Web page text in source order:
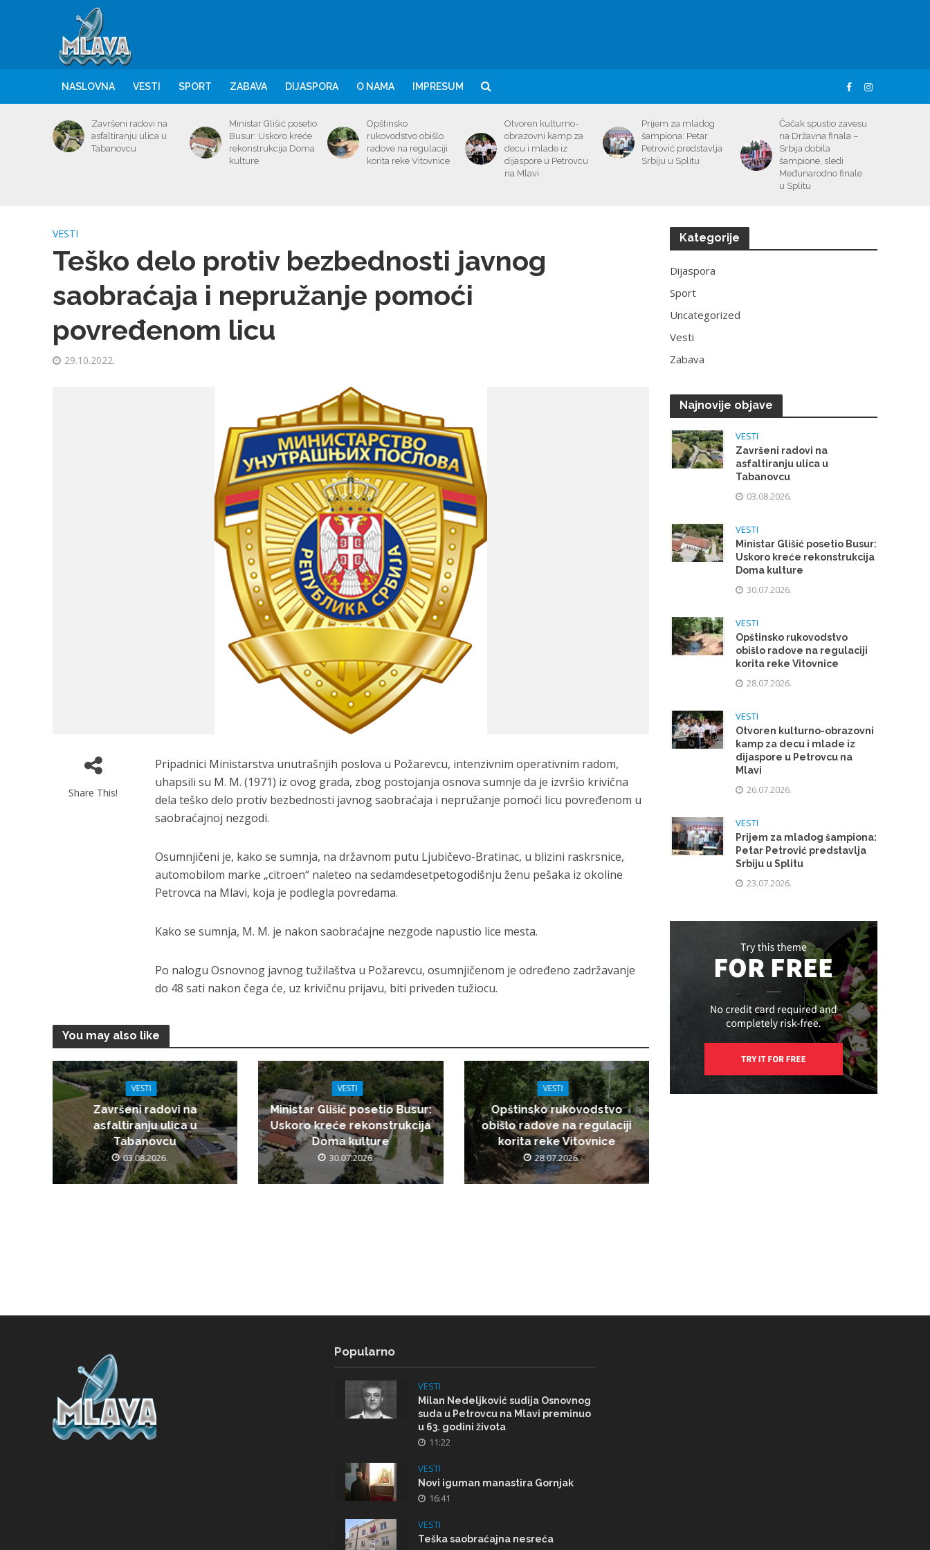
NASLOVNA VESTI SPORT ZABAVA DIJASPORA O NAMA IMPRESUM
Završeni radovi na
asfaltiranju ulica u
Tabanovcu
Ministar Glišić posetio
Busur: Uskoro kreće
rekonstrukcija Doma
kulture
Opštinsko
rukovodstvo obišlo
radove na regulaciji
korita reke Vitovnice
Otvoren kulturno-
obrazovni kamp za
decu i mlade iz
dijaspore u Petrovcu
na Mlavi
Prijem za mladog
šampiona: Petar
Petrović predstavlja
Srbiju u Splitu
Čačak spustio zavesu
na Državna finala –
Srbija dobila
šampione, sledi
Međunarodno finale
u Splitu
VESTI
Teško delo protiv bezbednosti javnog
saobraćaja i nepružanje pomoći
povređenom licu
29.10.2022.
Share This!
Pripadnici Ministarstva unutrašnjih poslova u Požarevcu, intenzivnim operativnim radom,
uhapsili su M. M. (1971) iz ovog grada, zbog postojanja osnova sumnje da je izvršio krivična
dela teško delo protiv bezbednosti javnog saobraćaja i nepružanje pomoći licu povređenom u
saobraćajnoj nezgodi.
Osumnjičeni je, kako se sumnja, na državnom putu Ljubičevo-Bratinac, u blizini raskrsnice,
automobilom marke „citroen“ naleteo na sedamdesetpetogodišnju ženu pešaka iz okoline
Petrovca na Mlavi, koja je podlegla povredama.
Kako se sumnja, M. M. je nakon saobraćajne nezgode napustio lice mesta.
Po nalogu Osnovnog javnog tužilaštva u Požarevcu, osumnjičenom je određeno zadržavanje
do 48 sati nakon čega će, uz krivičnu prijavu, biti priveden tužiocu.
You may also like
VESTI
Završeni radovi na
asfaltiranju ulica u
Tabanovcu
03.08.2026.
VESTI
Ministar Glišić posetio Busur:
Uskoro kreće rekonstrukcija
Doma kulture
30.07.2026.
VESTI
Opštinsko rukovodstvo
obišlo radove na regulaciji
korita reke Vitovnice
28.07.2026.
Kategorije
Dijaspora
Sport
Uncategorized
Vesti
Zabava
Najnovije objave
VESTI
Završeni radovi na
asfaltiranju ulica u
Tabanovcu
03.08.2026.
VESTI
Ministar Glišić posetio Busur:
Uskoro kreće rekonstrukcija
Doma kulture
30.07.2026.
VESTI
Opštinsko rukovodstvo
obišlo radove na regulaciji
korita reke Vitovnice
28.07.2026.
VESTI
Otvoren kulturno-obrazovni
kamp za decu i mlade iz
dijaspore u Petrovcu na
Mlavi
26.07.2026.
VESTI
Prijem za mladog šampiona:
Petar Petrović predstavlja
Srbiju u Splitu
23.07.2026.
Popularno
VESTI
Milan Nedeljković sudija Osnovnog
suda u Petrovcu na Mlavi preminuo
u 63. godini života
11:22
VESTI
Novi iguman manastira Gornjak
16:41
VESTI
Teška saobraćajna nesreća